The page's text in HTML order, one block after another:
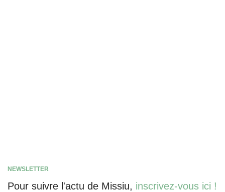
NEWSLETTER
Pour suivre l'actu de Missiu, inscrivez-vous ici !